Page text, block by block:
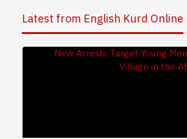
Latest from English Kurd Online